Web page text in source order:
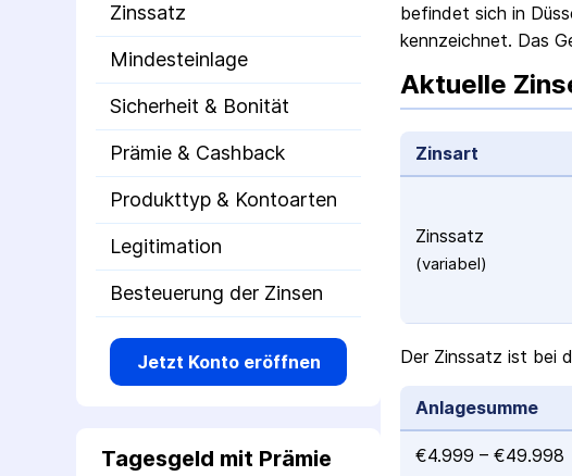
Zinssatz
Mindesteinlage
Sicherheit & Bonität
Prämie & Cashback
Produkttyp & Kontoarten
Legitimation
Besteuerung der Zinsen
Jetzt Konto eröffnen
Tagesgeld mit Prämie
befindet sich in
kennzeichnet. Das
Aktuelle
Zinsart
Zinssatz
(variabel)
Der Zinssatz ist bei
Anlagesumme
€4.999 – €49.998